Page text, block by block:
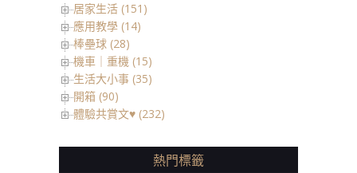
居家生活 (151)
應用教學 (14)
棒壘球 (28)
機車｜重機 (15)
生活大小事 (35)
開箱 (90)
體驗共賞文♥ (232)
熱門標籤